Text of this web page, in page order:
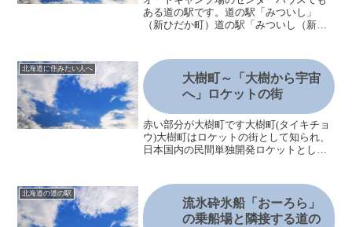
ある道の駅です。道の駅「みついし」
（新ひだか町）道の駅「みついし（新ひ
プールがあり、道の駅自体もオートキャ
ンプ場のセンターハウスとな...
北海道に住みたい人へ
大樹町～「大樹から宇宙
へ」ロケットの街
赤い部分が大樹町です大樹町(タイキチョ
ウ)大樹町はロケットの街として知られ、
日本国内の民間単独開発ロケットとして
は海沿いのわりに寒暖差が大きく、冬に
はダイヤモンドダスト...
北海道の道の駅
流氷砕氷船「おーろら」
の乗船場と隣接する道の